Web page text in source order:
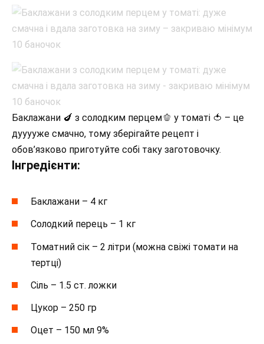
Баклажани 🍆 з солодким перцем🫑 у томаті 🍅 – це
дууууже смачно, тому зберігайте рецепт і
обов’язково приготуйте собі таку заготовочку.
Інгредієнти:
Баклажани – 4 кг
Солодкий перець – 1 кг
Томатний сік – 2 літри (можна свіжі томати на
тертці)
Сіль – 1.5 ст. ложки
Цукор – 250 гр
Оцет – 150 мл 9%